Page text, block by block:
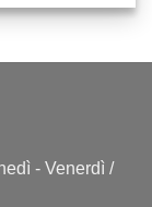
- Venerdì /